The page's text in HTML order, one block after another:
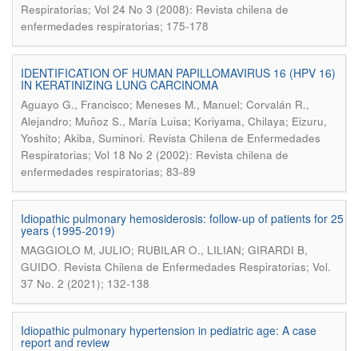
Respiratorias; Vol 24 No 3 (2008): Revista chilena de
enfermedades respiratorias; 175-178
IDENTIFICATION OF HUMAN PAPILLOMAVIRUS 16 (HPV 16)
IN KERATINIZING LUNG CARCINOMA
Aguayo G., Francisco; Meneses M., Manuel; Corvalán R.,
Alejandro; Muñoz S., María Luisa; Koriyama, Chilaya; Eizuru,
Yoshito; Akiba, Suminori. Revista Chilena de Enfermedades
Respiratorias; Vol 18 No 2 (2002): Revista chilena de
enfermedades respiratorias; 83-89
Idiopathic pulmonary hemosiderosis: follow-up of patients for 25
years (1995-2019)
MAGGIOLO M, JULIO; RUBILAR O., LILIAN; GIRARDI B,
GUIDO. Revista Chilena de Enfermedades Respiratorias; Vol.
37 No. 2 (2021); 132-138
Idiopathic pulmonary hypertension in pediatric age: A case
report and review